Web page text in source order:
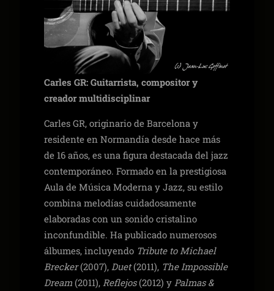
Carles GR: Guitarrista, compositor y
creador multidisciplinar
Carles GR, originario de Barcelona y
residente en Normandía desde hace más
de 16 años, es una figura destacada del jazz
contemporáneo. Formado en la prestigiosa
Aula de Música Moderna y Jazz, su estilo
combina melodías cuidadosamente
elaboradas con un sonido cristalino
inconfundible. Ha publicado numerosos
álbumes, incluyendo Tribute to Michael
Brecker(2007), Duet(2011), The Impossible
Dream(2011), Reflejos(2012) y Palmas &